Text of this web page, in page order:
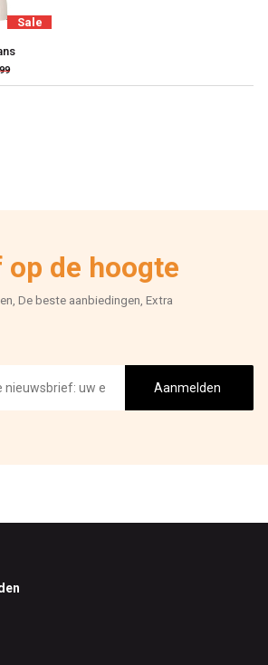
Sale
op de hoogte
De beste aanbiedingen, Extra
Aanmelden